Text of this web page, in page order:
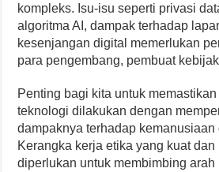
kompleks. Isu-isu seperti privasi
algoritma AI, dampak terhadap
kesenjangan digital memerlukan
para pengembang, pembuat
Penting bagi kita untuk
teknologi dilakukan dengan
dampaknya terhadap
Kerangka kerja etika yang kuat
diperlukan untuk membimbing arah